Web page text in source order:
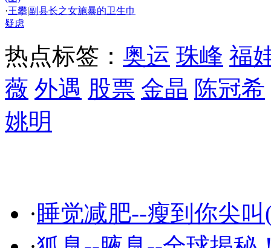
·王攀|副县长之女施暴的卫生巾
疑虑
热点标签： 奥运 珠峰 福
薇 外遇 股票 金晶 陈冠希
姚明
·睡觉减肥--瘦到你尖叫